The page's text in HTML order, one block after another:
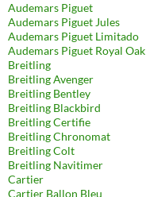
Audemars Piguet
Audemars Piguet Jules
Audemars Piguet Limitado
Audemars Piguet Royal Oak
Breitling
Breitling Avenger
Breitling Bentley
Breitling Blackbird
Breitling Certifie
Breitling Chronomat
Breitling Colt
Breitling Navitimer
Cartier
Cartier Ballon Bleu